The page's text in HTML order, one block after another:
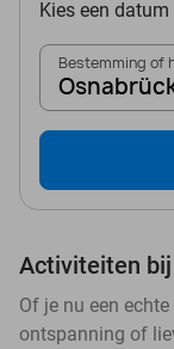
Kies een
Bestemming of
Activiteiten
Of je nu een
ontspanning of